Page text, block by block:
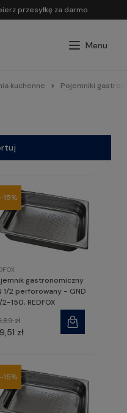
przesyłkę za darmo
kuchenne Pojemniki
gastronomiczny
1/2 perforowany - GND
2-150, REDFOX
zł
zł
-15%
-15%